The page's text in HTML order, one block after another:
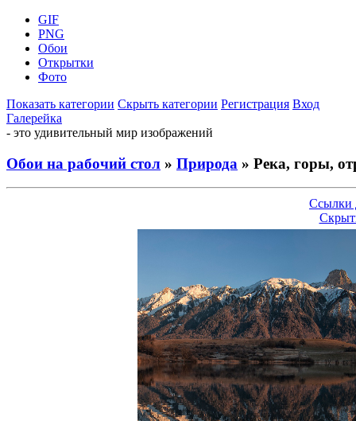
GIF
PNG
Обои
Открытки
Фото
Показать категории Скрыть категории Регистрация Вход
Галерейка
- это удивительный мир изображений
Обои на рабочий стол » Природа » Река, горы,
Ссылки